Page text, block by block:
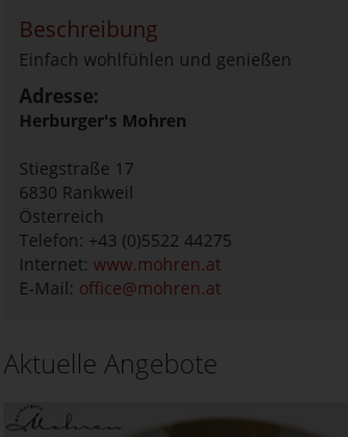
Beschreibung
Einfach wohlfühlen und genießen
Adresse:
Herburger's Mohren
Stiegstraße 17
6830 Rankweil
Österreich
Telefon: +43 (0)5522 44275
Internet: www.mohren.at
E-Mail: office@mohren.at
Aktuelle Angebote